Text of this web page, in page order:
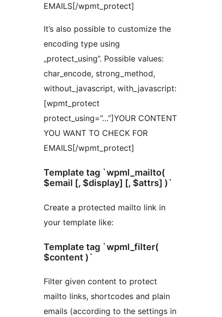
EMAILS[/wpmt_protect]
It’s also possible to customize the
encoding type using
„protect_using”. Possible values:
char_encode, strong_method,
without_javascript, with_javascript:
[wpmt_protect
protect_using=”…”]YOUR CONTENT
YOU WANT TO CHECK FOR
EMAILS[/wpmt_protect]
Template tag `wpml_mailto(
$email [, $display] [, $attrs] )`
Create a protected mailto link in
your template like:
Template tag `wpml_filter(
$content )`
Filter given content to protect
mailto links, shortcodes and plain
emails (according to the settings in